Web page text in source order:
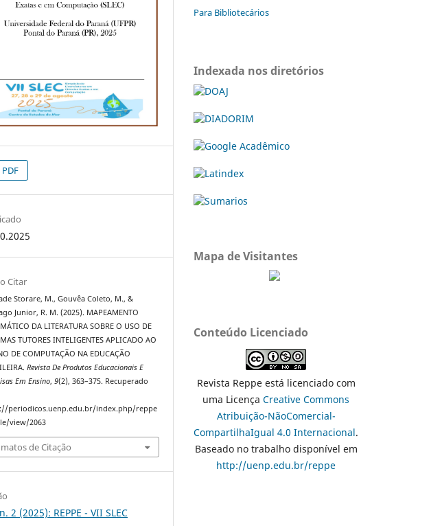
PDF
Citar
Storare, M., Gouvêa Coleto, M., &
Junior, R. M. (2025). MAPEAMENTO
DA LITERATURA SOBRE O USO DE
TUTORES INTELIGENTES APLICADO AO
DE COMPUTAÇÃO NA EDUCAÇÃO
Revista De Produtos Educacionais E
Em Ensino,9(2), 363–375. Recuperado
periodicos.uenp.edu.br/index.php/reppe
view/2063
de Citação
2 (2025): REPPE - VII SLEC
Para Bibliotecários
Indexada nos diretórios
Mapa de Visitantes
Conteúdo Licenciado
Revista Reppe está licenciado com
uma Licença Creative Commons
Atribuição-NãoComercial-
CompartilhaIgual 4.0 Internacional.
Baseado no trabalho disponível em
http://uenp.edu.br/reppe